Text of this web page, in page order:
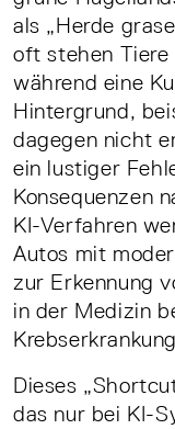
als „Herde
oft stehen
während eine
Hintergrund,
dagegen nicht
ein lustiger
Konsequenzen
KI-Verfahren
Autos mit
zur Erkennung
in der Medizin
Dieses
das nur bei KI-